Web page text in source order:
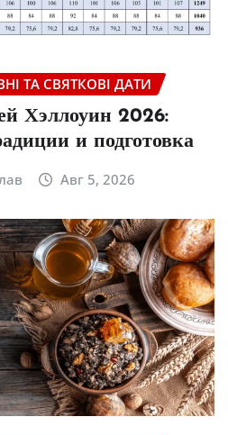
ТА СВЯТКОВІ ДАТИ
Хэллоуин 2026:
и подготовка
Авг 5, 2026